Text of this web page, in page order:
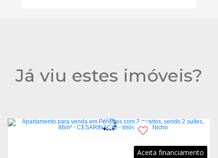
Já viu estes imóveis?
Aceita financiamento